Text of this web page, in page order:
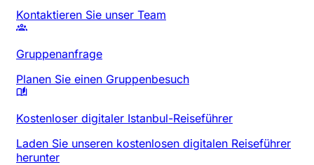
Kontaktieren Sie unser Team
Gruppenanfrage
Planen Sie einen Gruppenbesuch
Kostenloser digitaler Istanbul-Reiseführer
Laden Sie unseren kostenlosen digitalen Reiseführer
herunter